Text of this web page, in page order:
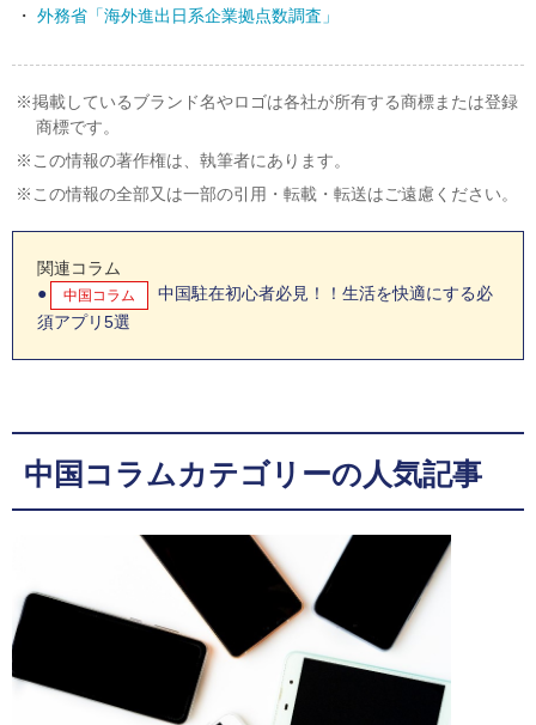
外務省「海外進出日系企業拠点数調査」
掲載しているブランド名やロゴは各社が所有する商標または登録
商標です。
この情報の著作権は、執筆者にあります。
この情報の全部又は一部の引用・転載・転送はご遠慮ください。
関連コラム
中国コラム
中国駐在初心者必見！！生活を快適にする必
須アプリ5選
中国コラムカテゴリーの人気記事